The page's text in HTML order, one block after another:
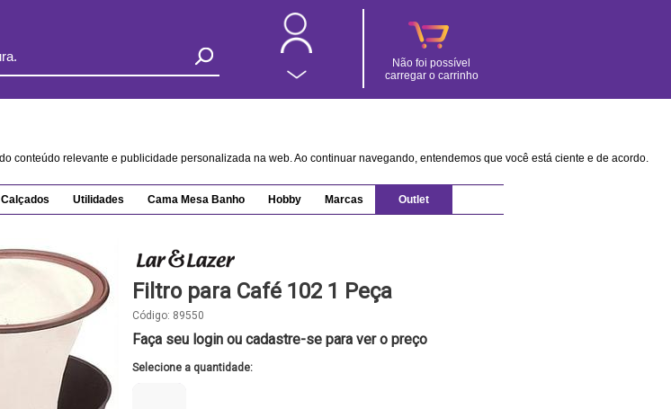
Não foi possível
carregar o carrinho
conteúdo relevante e publicidade personalizada na web. Ao continuar navegando, entendemos que você está ciente e de acordo.
Calçados Utilidades Cama Mesa Banho Hobby Marcas Outlet
Filtro para Café 102 1 Peça
Código: 89550
Faça seu login ou cadastre-se para ver o preço
Selecione a quantidade: